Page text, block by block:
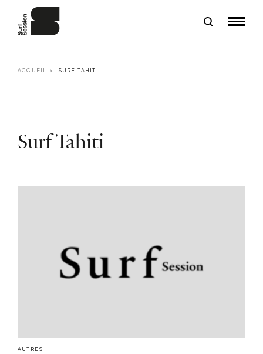
ACCUEIL SURF TAHITI
Surf Tahiti
AUTRES